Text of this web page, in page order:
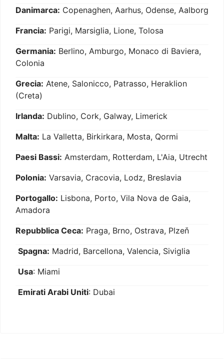
Danimarca: Copenaghen, Aarhus, Odense, Aalborg
Francia: Parigi, Marsiglia, Lione, Tolosa
Germania: Berlino, Amburgo, Monaco di Baviera,
Colonia
Grecia: Atene, Salonicco, Patrasso, Heraklion
(Creta)
Irlanda: Dublino, Cork, Galway, Limerick
Malta: La Valletta, Birkirkara, Mosta, Qormi
Paesi Bassi: Amsterdam, Rotterdam, L'Aia, Utrecht
Polonia: Varsavia, Cracovia, Lodz, Breslavia
Portogallo: Lisbona, Porto, Vila Nova de Gaia,
Amadora
Repubblica Ceca: Praga, Brno, Ostrava, Plzeň
Spagna: Madrid, Barcellona, Valencia, Siviglia
Usa: Miami
Emirati Arabi Uniti: Dubai